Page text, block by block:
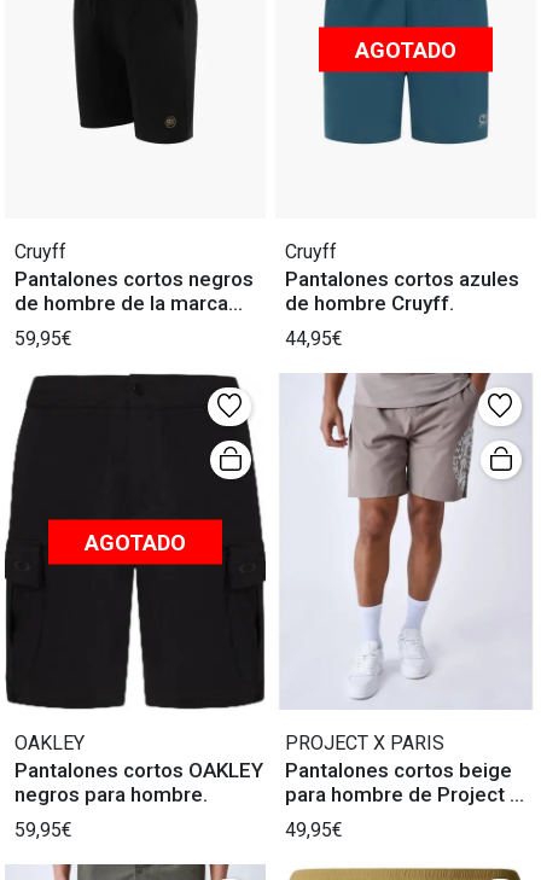
Cruyff
Pantalones cortos negros
de hombre de la marca
Cruyff.
59,95€
AGOTADO
Cruyff
Pantalones cortos azules
de hombre Cruyff.
44,95€
AGOTADO
OAKLEY
Pantalones cortos OAKLEY
negros para hombre.
59,95€
PROJECT X PARIS
Pantalones cortos beige
para hombre de Project X
Paris.
49,95€